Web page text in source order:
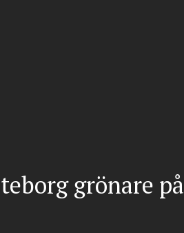
grönare på